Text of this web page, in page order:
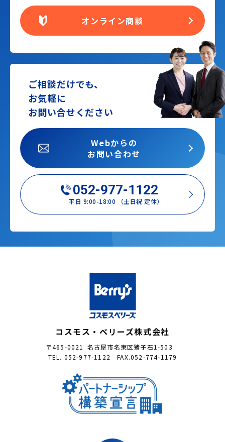
オンライン商談
ご相談だけでも、
お気軽に
お問い合せください
052-977-1122
平日 9:00-18:00 （土日祝 定休）
Webからの
お問い合わせ
コスモス・ベリーズ株式会社
〒465-0021 名古屋市名東区猪子石1-503
TEL. 052-977-1122 FAX.052-774-1179